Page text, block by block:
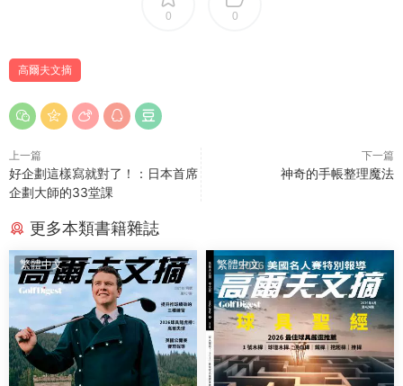
0 0
高爾夫文摘
上一篇
好企劃這樣寫就對了！：日本首席
企劃大師的33堂課
下一篇
神奇的手帳整理魔法
更多本類書籍雜誌
繁體中文 繁體中文